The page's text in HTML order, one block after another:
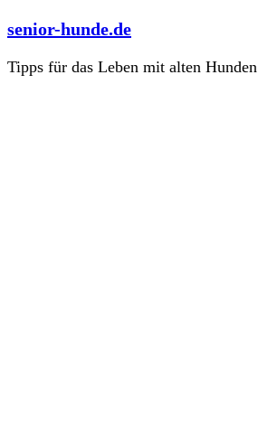
Zum
springen
senior-hunde.de
Tipps für das Leben mit alten Hunden